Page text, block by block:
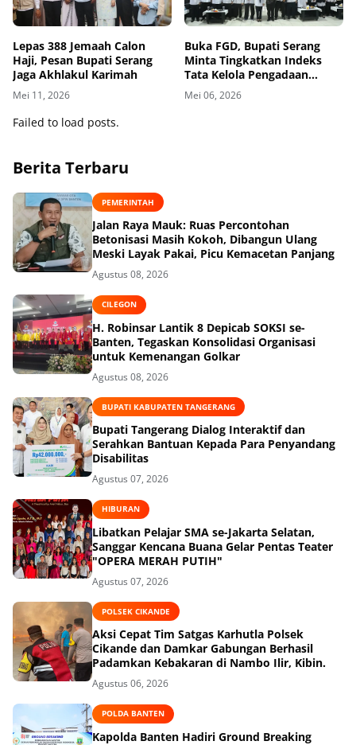
Lepas 388 Jemaah Calon
Haji, Pesan Bupati Serang
Jaga Akhlakul Karimah
Mei 11, 2026
Buka FGD, Bupati Serang
Minta Tingkatkan Indeks
Tata Kelola Pengadaan
Barjas dari Skor 97,42 Persen
Mei 06, 2026
Failed to load posts.
Berita Terbaru
PEMERINTAH
Jalan Raya Mauk: Ruas Percontohan
Betonisasi Masih Kokoh, Dibangun Ulang
Meski Layak Pakai, Picu Kemacetan Panjang
Agustus 08, 2026
CILEGON
H. Robinsar Lantik 8 Depicab SOKSI se-
Banten, Tegaskan Konsolidasi Organisasi
untuk Kemenangan Golkar
Agustus 08, 2026
BUPATI KABUPATEN TANGERANG
Bupati Tangerang Dialog Interaktif dan
Serahkan Bantuan Kepada Para Penyandang
Disabilitas
Agustus 07, 2026
HIBURAN
Libatkan Pelajar SMA se-Jakarta Selatan,
Sanggar Kencana Buana Gelar Pentas Teater
"OPERA MERAH PUTIH"
Agustus 07, 2026
POLSEK CIKANDE
Aksi Cepat Tim Satgas Karhutla Polsek
Cikande dan Damkar Gabungan Berhasil
Padamkan Kebakaran di Nambo Ilir, Kibin.
Agustus 06, 2026
POLDA BANTEN
Kapolda Banten Hadiri Ground Breaking